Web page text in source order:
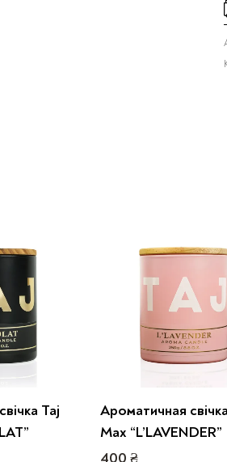
Taj
Ароматичная
Max “L’LAVENDER”